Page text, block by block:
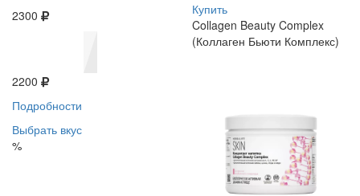
2300
2200
Подробности
Выбрать вкус
%
Купить
Collagen Beauty Complex
(Коллаген Бьюти Комплекс)